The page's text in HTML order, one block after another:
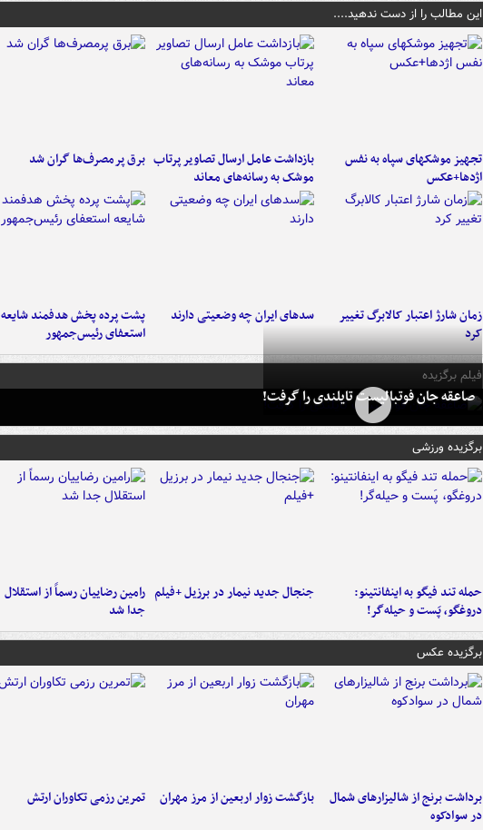
این مطالب را از دست ندهید....
تجهیز موشکهای سپاه به نفس
اژدها+عکس
بازداشت عامل ارسال تصاویر پرتاب
موشک به رسانه‌های معاند
برق پرمصرف‌ها گران شد
زمان شارژ اعتبار کالابرگ تغییر
کرد
سدهای ایران چه وضعیتی دارند
پشت پرده پخش هدفمند شایعه
استعفای رئیس‌جمهور
فیلم برگزیده
صاعقه جان فوتبالیست تایلندی را گرفت!
برگزیده ورزشی
حمله تند فیگو به اینفانتینو:
دروغگو، پَست‌ و حیله‌گر!
جنجال جدید نیمار در برزیل +فیلم رامین رضاییان رسماً از استقلال
جدا شد
برگزیده عکس
برداشت برنج از شالیزارهای شمال
در سوادکوه
بازگشت زوار اربعین از مرز مهران تمرین رزمی تکاوران ارتش